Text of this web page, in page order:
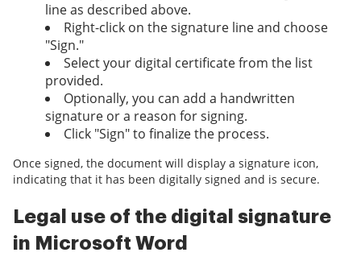
line as described above.
Right-click on the signature line and choose
"Sign."
Select your digital certificate from the list
provided.
Optionally, you can add a handwritten
signature or a reason for signing.
Click "Sign" to finalize the process.
Once signed, the document will display a signature icon,
indicating that it has been digitally signed and is secure.
Legal use of the digital signature
in Microsoft Word